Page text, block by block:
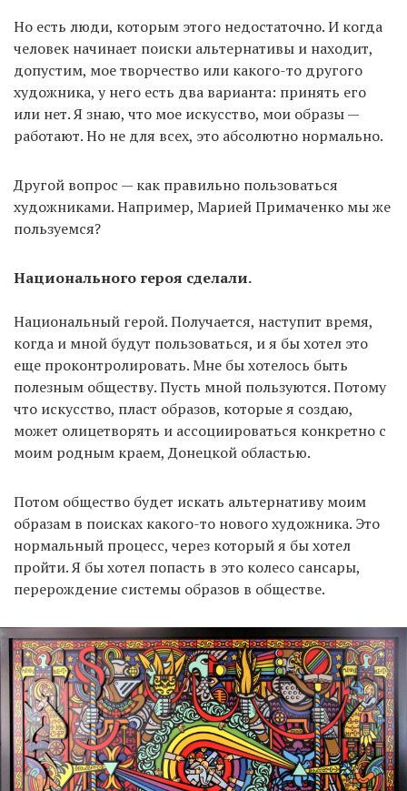
Но есть люди, которым этого недостаточно. И когда
человек начинает поиски альтернативы и находит,
допустим, мое творчество или какого-то другого
художника, у него есть два варианта: принять его
или нет. Я знаю, что мое искусство, мои образы —
работают. Но не для всех, это абсолютно нормально.
Другой вопрос — как правильно пользоваться
художниками. Например, Марией Примаченко мы же
пользуемся?
Национального героя сделали.
Национальный герой. Получается, наступит время,
когда и мной будут пользоваться, и я бы хотел это
еще проконтролировать. Мне бы хотелось быть
полезным обществу. Пусть мной пользуются. Потому
что искусство, пласт образов, которые я создаю,
может олицетворять и ассоциироваться конкретно с
моим родным краем, Донецкой областью.
Потом общество будет искать альтернативу моим
образам в поисках какого-то нового художника. Это
нормальный процесс, через который я бы хотел
пройти. Я бы хотел попасть в это колесо сансары,
перерождение системы образов в обществе.